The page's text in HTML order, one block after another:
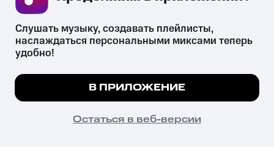
психотропных веществ, их аналогов причиняет вред здоровью,
их незаконный оборот запрещён и влечёт установленную
законодательством ответственность.
© 2026 ООО «КИОН».
Все права защищены
Мы используем куки, чтобы на сайте все
Подробнее
ПОНЯТНО
Слушать музыку, создавать плейлисты,
наслаждаться персональными миксами теперь
удобно!
В ПРИЛОЖЕНИЕ
Остаться в веб-версии